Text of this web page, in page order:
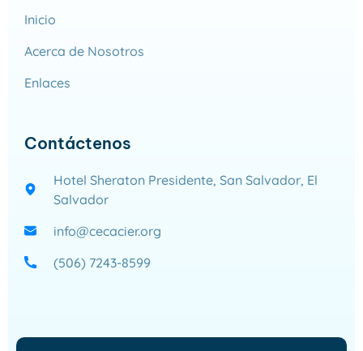
Inicio
Acerca de Nosotros
Enlaces
Contáctenos
Hotel Sheraton Presidente, San Salvador, El
Salvador
info@cecacier.org
(506) 7243-8599